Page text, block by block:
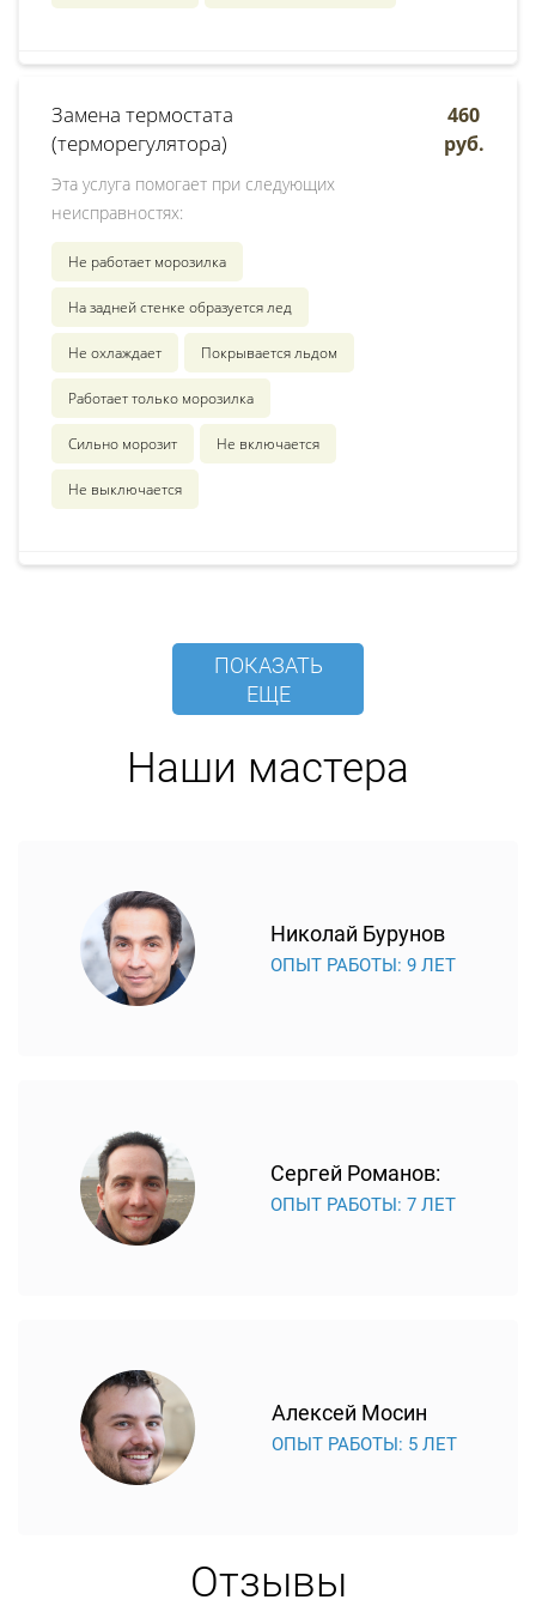
Замена термостата
(терморегулятора)
Эта услуга помогает при следующих
неисправностях:
Не работает морозилка
На задней стенке образуется лед
Не охлаждает Покрывается льдом
Работает только морозилка
Сильно морозит Не включается
Не выключается
460
руб.
ПОКАЗАТЬ
ЕЩЕ
Наши мастера
Николай Бурунов
ОПЫТ РАБОТЫ: 9 ЛЕТ
Сергей Романов:
ОПЫТ РАБОТЫ: 7 ЛЕТ
Алексей Мосин
ОПЫТ РАБОТЫ: 5 ЛЕТ
Отзывы